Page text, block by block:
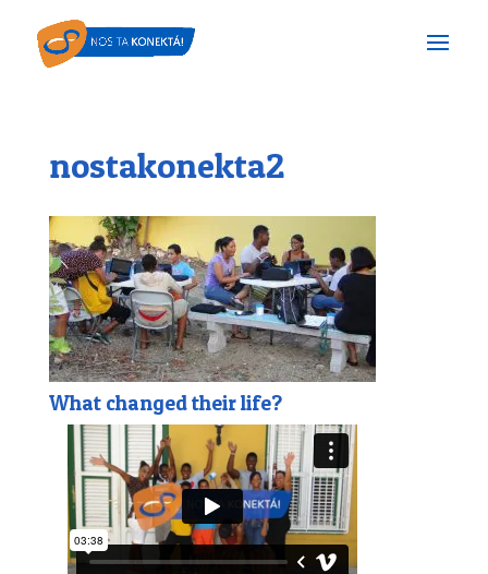
nostakonekta2
What changed their life?